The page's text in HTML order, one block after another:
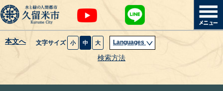
本文へ 文字サイズ 小 中 大 Languages
検索方法
暮らし・届出